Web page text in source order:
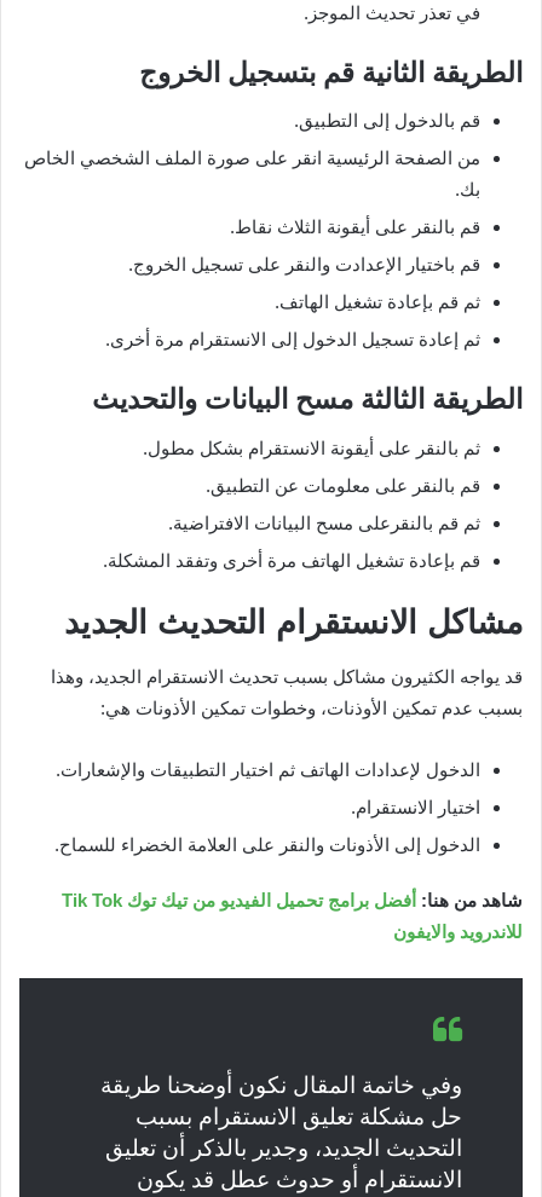
في تعذر تحديث الموجز.
الطريقة الثانية قم بتسجيل الخروج
قم بالدخول إلى التطبيق.
من الصفحة الرئيسية انقر على صورة الملف الشخصي الخاص
بك.
قم بالنقر على أيقونة الثلاث نقاط.
قم باختيار الإعدادت والنقر على تسجيل الخروج.
ثم قم بإعادة تشغيل الهاتف.
ثم إعادة تسجيل الدخول إلى الانستقرام مرة أخرى.
الطريقة الثالثة مسح البيانات والتحديث
ثم بالنقر على أيقونة الانستقرام بشكل مطول.
قم بالنقر على معلومات عن التطبيق.
ثم قم بالنقرعلى مسح البيانات الافتراضية.
قم بإعادة تشغيل الهاتف مرة أخرى وتفقد المشكلة.
مشاكل الانستقرام التحديث الجديد
قد يواجه الكثيرون مشاكل بسبب تحديث الانستقرام الجديد، وهذا
بسبب عدم تمكين الأوذنات، وخطوات تمكين الأذونات هي:
الدخول لإعدادات الهاتف ثم اختيار التطبيقات والإشعارات.
اختيار الانستقرام.
الدخول إلى الأذونات والنقر على العلامة الخضراء للسماح.
شاهد من هنا:
أفضل برامج تحميل الفيديو من تيك توك Tik Tok
للاندرويد والايفون
وفي خاتمة المقال نكون أوضحنا طريقة
حل مشكلة تعليق الانستقرام بسبب
التحديث الجديد، وجدير بالذكر أن تعليق
الانستقرام أو حدوث عطل قد يكون